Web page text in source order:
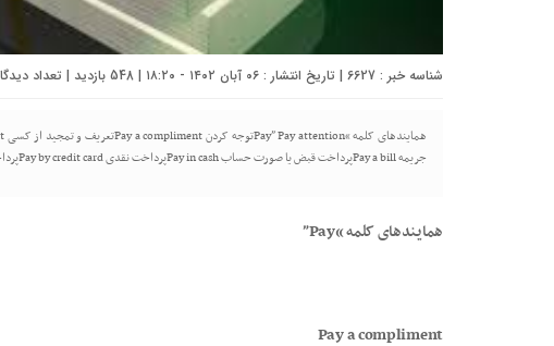
شناسه خبر : 6627 | تاریخ انتشار : ۰۶ آبان ۱۴۰۲ - ۱۸:۲۰ | 548 بازدید | تعداد دیدگاه :
جریمه Pay a billپرداخت قبض یا صورت حساب Pay in cashپرداخت نقدی Pay by credit cardپرداخت با کارت اعتباری
همایند‌های کلمه “Pay”
Pay a compliment